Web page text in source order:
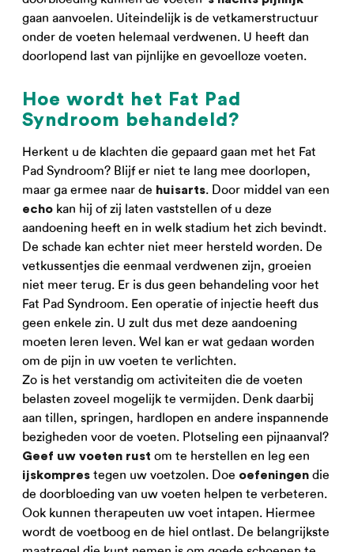
gaan aanvoelen. Uiteindelijk is de vetkamerstructuur
onder de voeten helemaal verdwenen. U heeft dan
doorlopend last van pijnlijke en gevoelloze voeten.
Hoe wordt het Fat Pad
Syndroom behandeld?
Herkent u de klachten die gepaard gaan met het Fat
Pad Syndroom? Blijf er niet te lang mee doorlopen,
maar ga ermee naar de huisarts. Door middel van een
echo kan hij of zij laten vaststellen of u deze
aandoening heeft en in welk stadium het zich bevindt.
De schade kan echter niet meer hersteld worden. De
vetkussentjes die eenmaal verdwenen zijn, groeien
niet meer terug. Er is dus geen behandeling voor het
Fat Pad Syndroom. Een operatie of injectie heeft dus
geen enkele zin. U zult dus met deze aandoening
moeten leren leven. Wel kan er wat gedaan worden
om de pijn in uw voeten te verlichten.
Zo is het verstandig om activiteiten die de voeten
belasten zoveel mogelijk te vermijden. Denk daarbij
aan tillen, springen, hardlopen en andere inspannende
bezigheden voor de voeten. Plotseling een pijnaanval?
Geef uw voeten rust om te herstellen en leg een
ijskompres tegen uw voetzolen. Doe oefeningen die
de doorbloeding van uw voeten helpen te verbeteren.
Ook kunnen therapeuten uw voet intapen. Hiermee
wordt de voetboog en de hiel ontlast. De belangrijkste